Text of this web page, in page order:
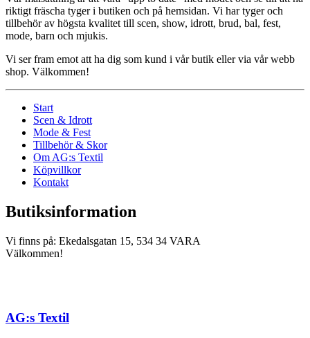
riktigt fräscha tyger i butiken och på hemsidan. Vi har tyger och
tillbehör av högsta kvalitet till scen, show, idrott, brud, bal, fest,
mode, barn och mjukis.
Vi ser fram emot att ha dig som kund i vår butik eller via vår webb
shop. Välkommen!
Start
Scen & Idrott
Mode & Fest
Tillbehör & Skor
Om AG:s Textil
Köpvillkor
Kontakt
Butiksinformation
Vi finns på: Ekedalsgatan 15, 534 34 VARA
Välkommen!
AG:s Textil